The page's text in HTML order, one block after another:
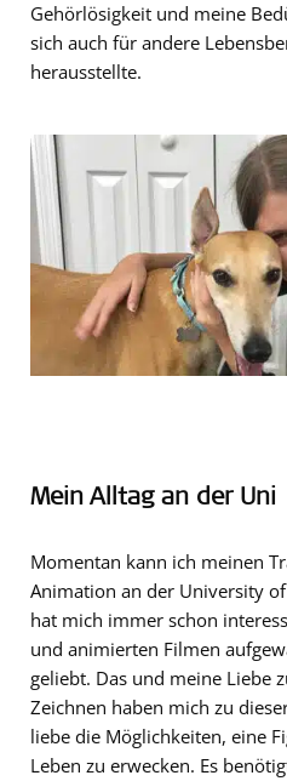
Gehörlösigkeit und meine
sich auch für andere
herausstellte.
Mein Alltag an der Uni
Momentan kann ich meinen
Animation an der University
hat mich immer schon
und animierten Filmen
geliebt. Das und meine Liebe
Zeichnen haben mich zu
liebe die Möglichkeiten, eine
Leben zu erwecken. Es